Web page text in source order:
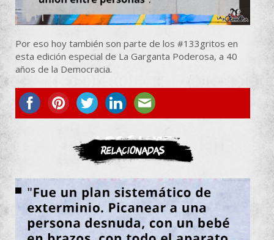
Por eso hoy también son parte de los #133gritos en
esta edición especial de La Garganta Poderosa, a 40
años de la Democracia.
ASOCIATE
Relacionadas